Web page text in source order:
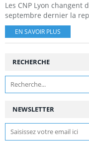
Les CNP Lyon
septembre dernier la
EN SAVOIR PLUS
NEWSLETTER
RECHERCHE